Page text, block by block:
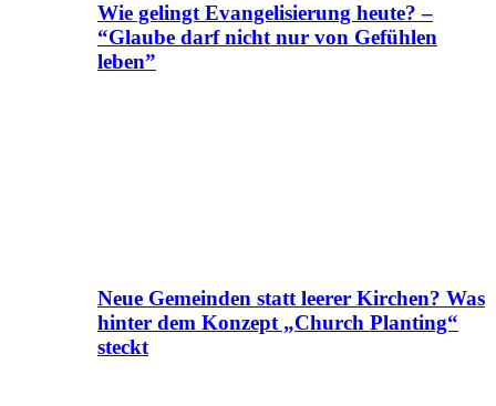
Wie gelingt Evangelisierung heute? –
“Glaube darf nicht nur von Gefühlen
leben”
Neue Gemeinden statt leerer Kirchen? Was
hinter dem Konzept „Church Planting“
steckt